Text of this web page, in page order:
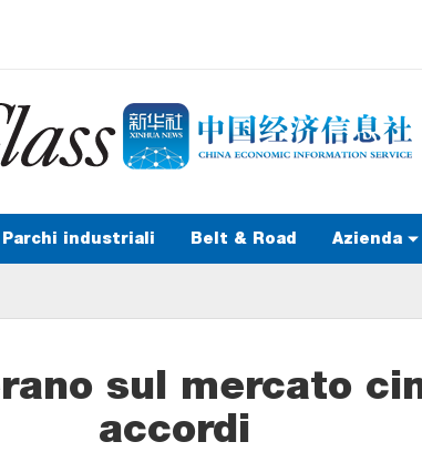
Parchi industriali Belt & Road Azienda
sul mercato
accordi